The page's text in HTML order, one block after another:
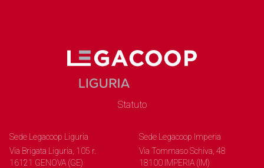
Statuto
Sede Legacoop Liguria
Via Brigata Liguria, 105 r.
16121 GENOVA (GE)
Sede Legacoop Imperia
Via Tommaso Schiva, 48
18100 IMPERIA (IM)